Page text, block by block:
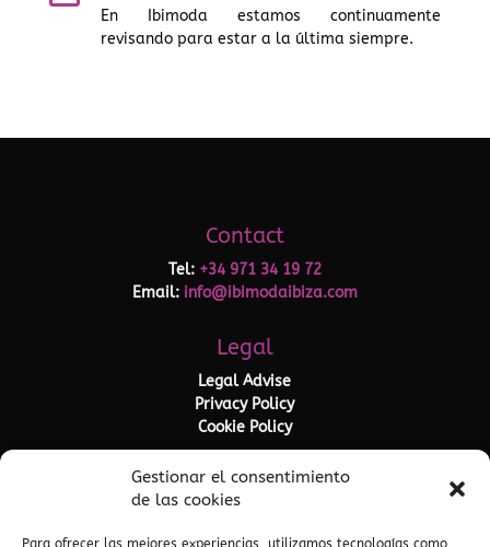
Gestionar el consentimiento
de las cookies
Para ofrecer las mejores experiencias, utilizamos tecnologías como
En Ibimoda estamos continuamente
revisando para estar a la última siempre.
Contact
Tel:+34 971 34 19 72
Email:info@ibimodaibiza.com
Legal
Legal Advise
Privacy Policy
Cookie Policy